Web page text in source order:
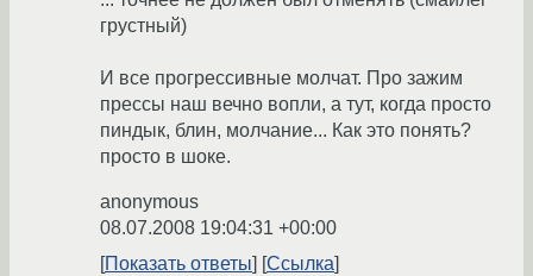
грустный)
И все прогрессивные молчат. Про зажим
прессы наш вечно вопли, а тут, когда просто
пиндык, блин, молчание... Как это понять?
просто в шоке.
anonymous
08.07.2008 19:04:31 +00:00
Показать ответы
Ссылка